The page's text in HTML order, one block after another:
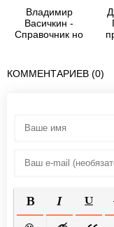
Владимир
Васичкин -
Справочник но
КОММЕНТАРИЕВ (0)
ПОЛУЖИРНЫЙ
КУРСИВ